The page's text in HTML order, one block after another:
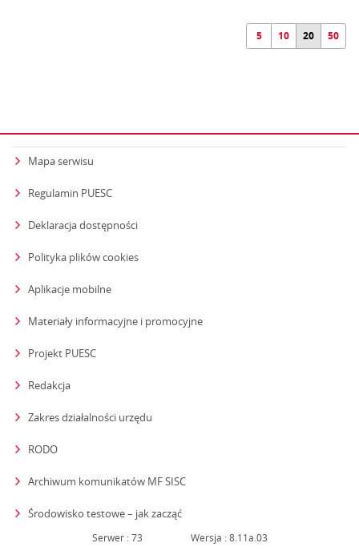
5 10 20 50
Mapa serwisu
Regulamin PUESC
Deklaracja dostępności
Polityka plików cookies
Aplikacje mobilne
Materiały informacyjne i promocyjne
Projekt PUESC
Redakcja
Zakres działalności urzędu
RODO
Archiwum komunikatów MF SISC
Środowisko testowe – jak zacząćstrona otwiera się w nowym oknie
Serwer : 73 Wersja : 8.11a.03